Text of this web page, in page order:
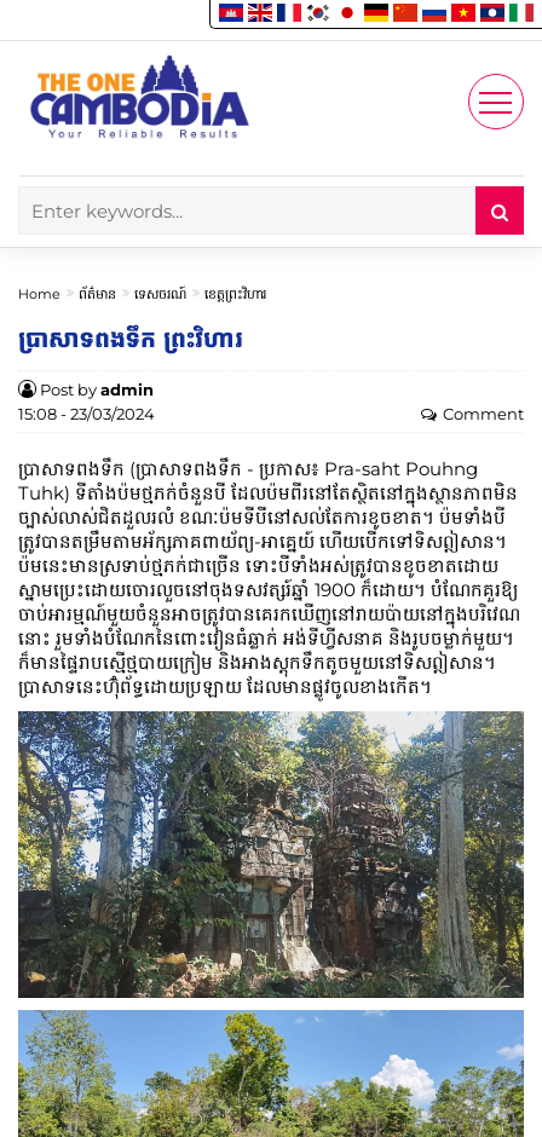
Account
Enjoy
Home ព័ត៌មាន ទេសចរណ៍ ខេត្តព្រះវិហារ
ប្រាសាទពងទឹក ព្រះវិហារ
Post byadmin
15:08 - 23/03/2024
Comment
ប្រាសាទពងទឹក (ប្រាសាទពងទឹក - ប្រកាស៖ Pra-saht Pouhng
Tuhk) ទីតាំង​ប៉ម​ថ្មភក់​ចំនួន​បី ដែល​ប៉ម​ពីរ​នៅតែ​ស្ថិត​នៅ​ក្នុង​ស្ថានភាព​មិន​
ច្បាស់លាស់​ជិត​ដួលរលំ ខណៈ​ប៉ម​ទី​បី​នៅសល់តែ​ការ​ខូច​ខាត។ ប៉ម​ទាំង​បី​
ត្រូវ​បាន​តម្រឹម​តាម​អ័ក្ស​ភាគ​ពាយ័ព្យ-អាគ្នេយ៍ ហើយ​បើក​ទៅ​ទិស​ឦសាន។
ប៉មនេះមានស្រទាប់ថ្មភក់ជាច្រើន ទោះបីទាំងអស់ត្រូវបានខូចខាតដោយ
ស្នាមប្រេះដោយចោរលួចនៅចុងទសវត្សរ៍ឆ្នាំ 1900 ក៏ដោយ។ បំណែកគួរឱ្យ
ចាប់អារម្មណ៍មួយចំនួនអាចត្រូវបានគេរកឃើញនៅរាយប៉ាយនៅក្នុងបរិវេណ
នោះ រួមទាំងបំណែកនៃពោះវៀនធំឆ្លាក់ អង់ទីហ្វីសនាគ និងរូបចម្លាក់មួយ។
ក៏មាន​ផ្ទៃរាបស្មើ​ថ្មបាយក្រៀម និង​អាងស្តុកទឹក​តូចមួយ​នៅ​ទិសឦសាន។
ប្រាសាទនេះហ៊ុំព័ទ្ធដោយប្រឡាយ ដែលមានផ្លូវចូលខាងកើត។